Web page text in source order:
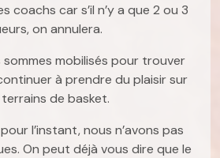
coachs car s’il n’y a que 2 ou 3
on annulera.
sommes mobilisés pour trouver
à prendre du plaisir sur
de basket.
l’instant, nous n’avons pas
On peut déjà vous dire que le